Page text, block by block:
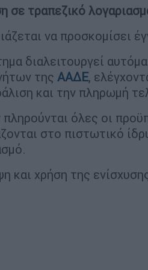
σε τραπεζικό
να προσκομίσει
διαλειτουργεί
της ΑΑΔΕ,
και την πληρωμή
όλες οι
στο πιστωτικό
και χρήση της